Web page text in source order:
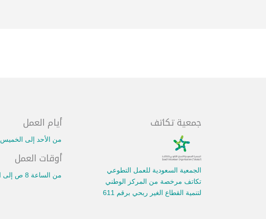
جمعية تكاتف
الجمعية السعودية للعمل التطوعي
تكاتف مرخصة من المركز الوطني
لتنمية القطاع الغير ربحي برقم 611
أيام العمل
من الأحد إلى الخميس
أوقات العمل
من الساعة 8 ص إلى الساعة 4 م